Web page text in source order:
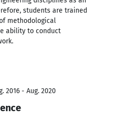
students are trained
methodological
ability to conduct
2016 - Aug. 2020